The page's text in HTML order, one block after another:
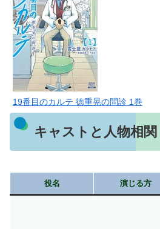
19番目のカルテ 徳重晃の問診 1巻
キャストと人物相関
役名 演じる方